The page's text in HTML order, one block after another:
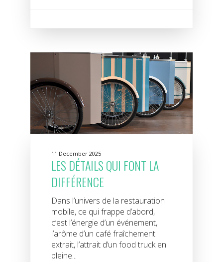
11 December 2025
LES DÉTAILS QUI FONT LA
DIFFÉRENCE
Dans l’univers de la restauration
mobile, ce qui frappe d’abord,
c’est l’énergie d’un événement,
l’arôme d’un café fraîchement
extrait, l’attrait d’un food truck en
pleine...